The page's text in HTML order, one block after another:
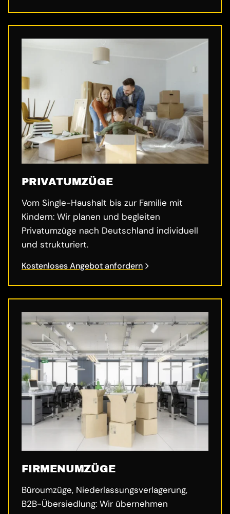
PRIVATUMZÜGE
Vom Single-Haushalt bis zur Familie mit
Kindern: Wir planen und begleiten
Privatumzüge nach Deutschland individuell
und strukturiert.
Kostenloses Angebot anfordern
FIRMENUMZÜGE
Büroumzüge, Niederlassungsverlagerung,
B2B-Übersiedlung: Wir übernehmen